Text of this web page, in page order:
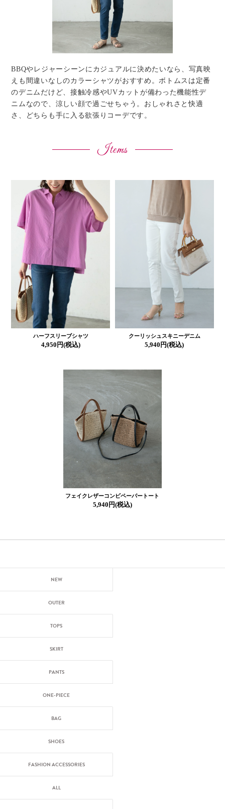
BBQやレジャーシーンにカジュアルに決めたいなら、写真映
えも間違いなしのカラーシャツがおすすめ。ボトムスは定番
のデニムだけど、接触冷感やUVカットが備わった機能性デ
ニムなので、涼しい顔で過ごせちゃう。おしゃれさと快適
さ、どちらも手に入る欲張りコーデです。
Items
ハーフスリーブシャツ
4,950円(税込)
クーリッシュスキニーデニム
5,940円(税込)
フェイクレザーコンビペーパートート
5,940円(税込)
NEW
OUTER
TOPS
SKIRT
PANTS
ONE-PIECE
BAG
SHOES
FASHION ACCESSORIES
ALL